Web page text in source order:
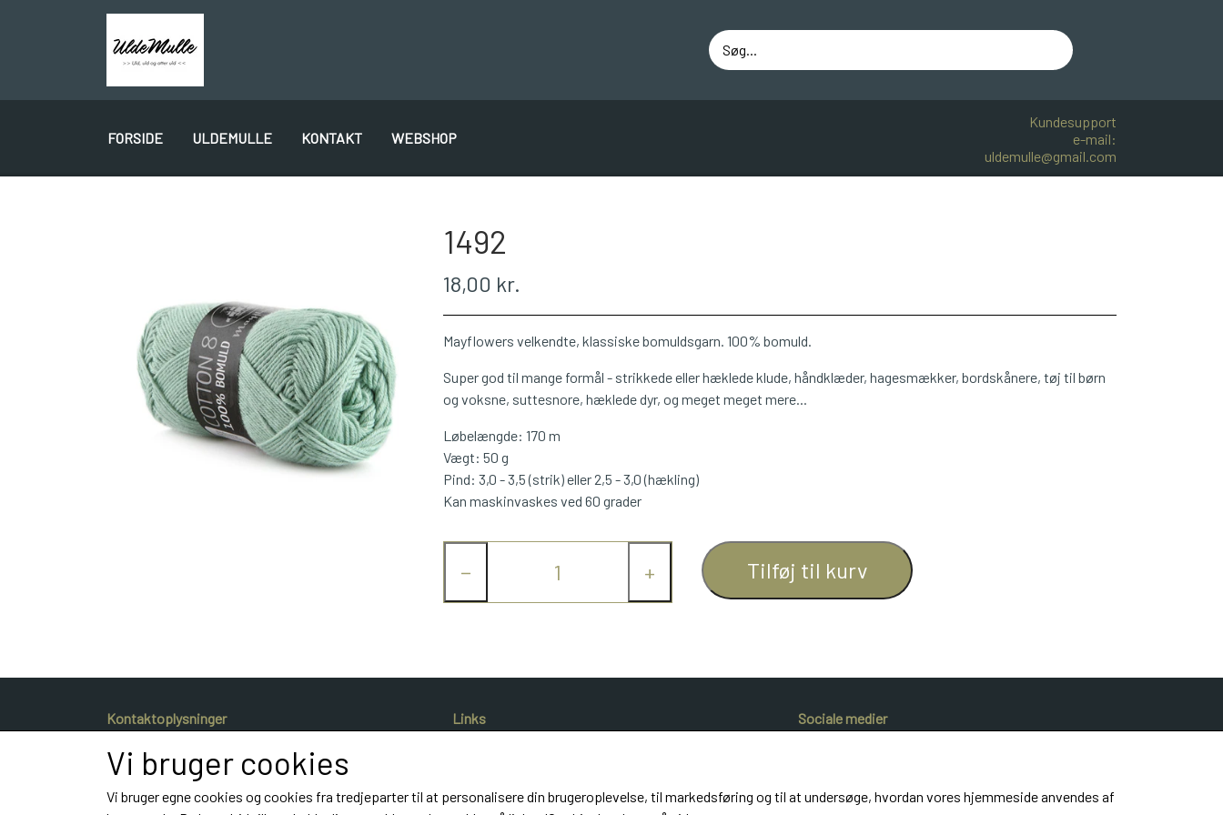
FORSIDE ULDEMULLE KONTAKT WEBSHOP
ÁLAFOSS LOPI
Kundesupport
e-mail:
uldemulle@gmail.com
1492
18,00 kr.
Mayflowers velkendte, klassiske bomuldsgarn. 100% bomuld.
Super god til mange formål - strikkede eller hæklede klude, håndklæder, hagesmækker, bordskånere, tøj til børn
og voksne, suttesnore, hæklede dyr, og meget meget mere...
Løbelængde: 170 m
Vægt: 50 g
Pind: 3,0 - 3,5 (strik) eller 2,5 - 3,0 (hækling)
Kan maskinvaskes ved 60 grader
− + Tilføj til kurv
Kontaktoplysninger
Dyrlæge Kristina Frahm Gammeljord
Hestvangvej 40
9900 Frederikshavn
Links
Kunde login
Sociale medier
Vi bruger cookies
Vi bruger egne cookies og cookies fra tredjeparter til at personalisere din brugeroplevelse, til markedsføring og til at undersøge, hvordan vores hjemmeside anvendes af